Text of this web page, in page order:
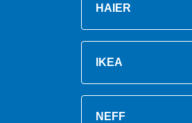
HAIER
IKEA
NEFF